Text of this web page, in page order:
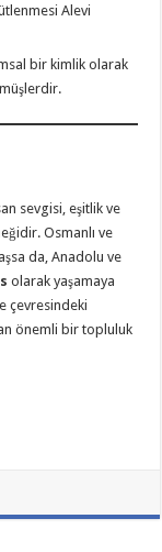
Alevi
bir kimlik olarak
sevgisi, eşitlik ve
Osmanlı ve
da, Anadolu ve
olarak yaşamaya
çevresindeki
önemli bir topluluk